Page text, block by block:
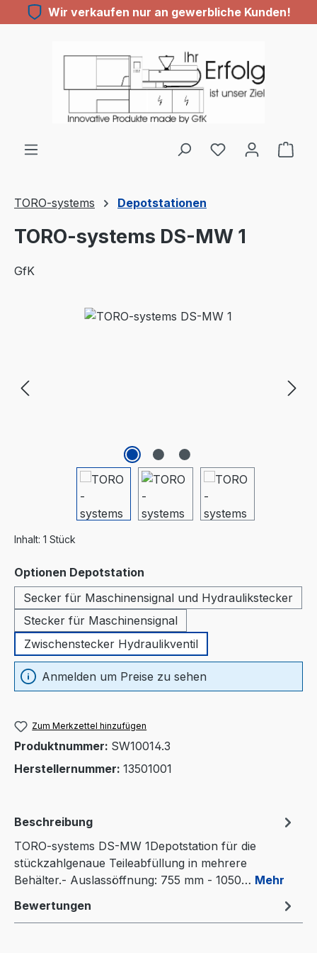
Zum Hauptinhalt springen
Wir verkaufen nur an gewerbliche Kunden!
TORO-systems Depotstationen
TORO-systems DS-MW 1
GfK
Bildergalerie überspringen
Inhalt: 1 Stück
Optionen Depotstation
Secker für Maschinensignal und Hydraulikstecker
Stecker für Maschinensignal
Zwischenstecker Hydraulikventil
Anmelden um Preise zu sehen
Zum Merkzettel hinzufügen
Produktnummer: SW10014.3
Herstellernummer: 13501001
Beschreibung
TORO-systems DS-MW 1Depotstation für die
stückzahlgenaue Teileabfüllung in mehrere
Behälter.- Auslassöffnung: 755 mm - 1050… Mehr
Bewertungen